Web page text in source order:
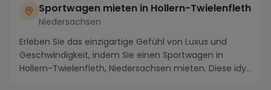
Sportwagen mieten in Hollern-Twielenfleth
Niedersachsen
Erleben Sie das einzigartige Gefühl von Luxus und
Geschwindigkeit, indem Sie einen Sportwagen in
Hollern-Twielenfleth, Niedersachsen mieten. Diese idy...